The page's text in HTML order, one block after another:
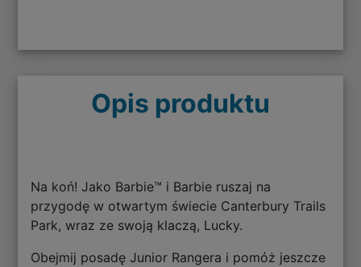
Opis produktu
Na koń! Jako Barbie™ i Barbie ruszaj na
przygodę w otwartym świecie Canterbury Trails
Park, wraz ze swoją klaczą, Lucky.
Obejmij posadę Junior Rangera i pomóż jeszcze